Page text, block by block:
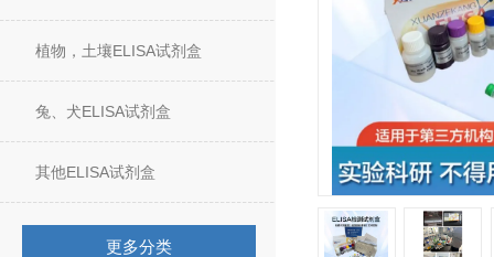
植物，土壤ELISA试剂盒
兔、犬ELISA试剂盒
其他ELISA试剂盒
更多分类